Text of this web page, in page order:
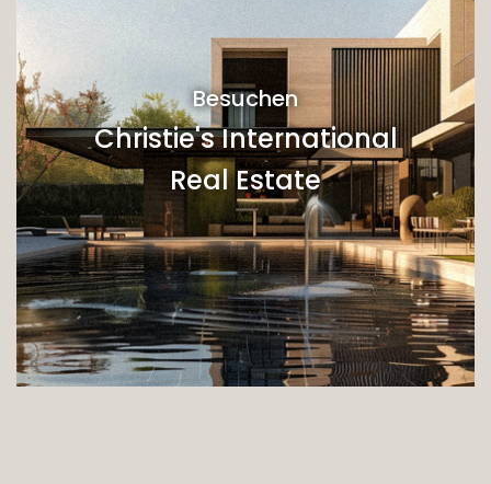
Besuchen
Christie's International
Real Estate